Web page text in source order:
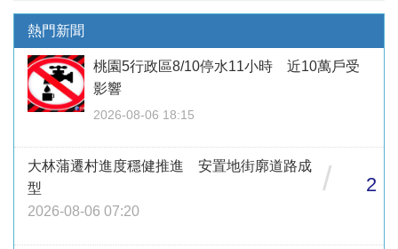
熱門新聞
桃園5行政區8/10停水11小時 近10萬戶受
影響
2026-08-06 18:15
大林蒲遷村進度穩健推進 安置地街廓道路成
型
2026-08-06 07:20
/ 2